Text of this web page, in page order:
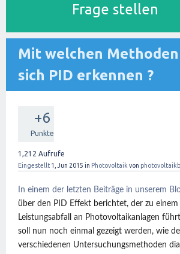
Frage stellen
Mit welchen
sich PID erkennen ?
+6
Punkte
1,212 Aufrufe
Eingestellt 1, Jun 2015 in Photovoltaik von
In einem der letzten Beiträge in unserem
über den PID Effekt berichtet, der zu einem
Leistungsabfall an Photovoltaikanlagen
soll nun noch einmal gezeigt werden, wie
verschiedenen Untersuchungsmethoden